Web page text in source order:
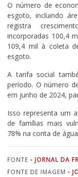
O número de
esgoto, incluindo
registra
incorporadas 100,4
109,4 mil à coleta
esgoto.
A tarifa social
período. O número
em junho de 2024,
Isso representa um
de famílias mais
78% na conta de
FONTE - JORNAL DA
FONTE DE IMAGEM -